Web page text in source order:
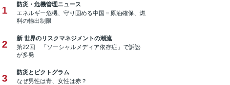
1
防災・危機管理ニュース
エネルギー危機、守り固める中国＝原油確保、燃
料の輸出制限
2
新 世界のリスクマネジメントの潮流
第22回 「ソーシャルメディア依存症」で訴訟
が多発
3
防災とピクトグラム
なぜ男性は青、女性は赤？